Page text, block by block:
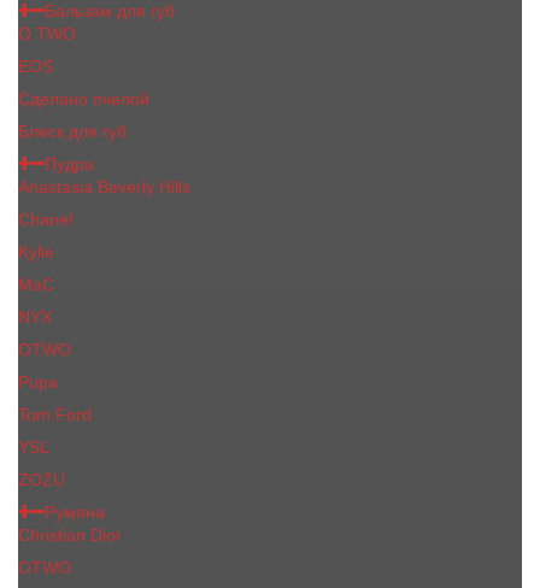
Бальзам для губ
O.TWO
EOS
Сделано пчелой
Блеск для губ
Пудра
Anastasia Beverly Hills
Chanel
Kylie
MaC
NYX
OTWO
Pupa
Tom Ford
YSL
ZOZU
Румяна
Christian Dior
OTWO